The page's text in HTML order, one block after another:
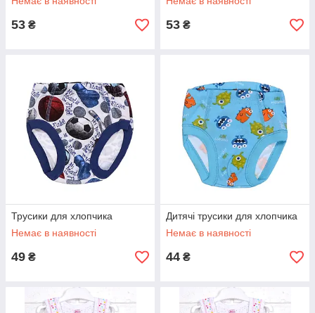
53 ₴ 53 ₴
Трусики для хлопчика
Немає в наявності
49 ₴
Дитячі трусики для хлопчика
Немає в наявності
44 ₴